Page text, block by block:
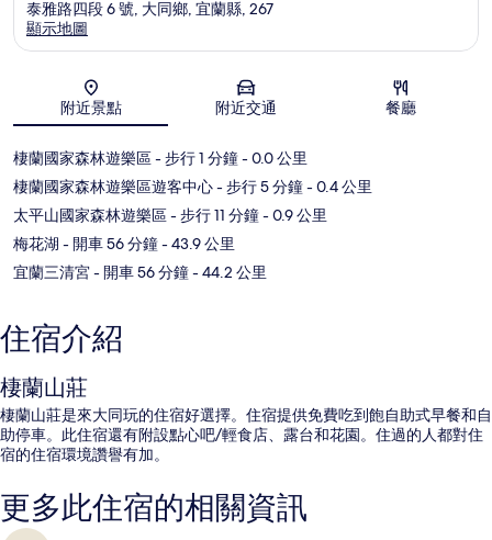
地圖
泰雅路四段 6 號, 大同鄉, 宜蘭縣, 267
顯示地圖
附近景點 附近交通 餐廳
棲蘭國家森林遊樂區- 步行 1 分鐘- 0.0 公里
棲蘭國家森林遊樂區遊客中心- 步行 5 分鐘- 0.4 公里
太平山國家森林遊樂區- 步行 11 分鐘- 0.9 公里
梅花湖 - 開車 56 分鐘- 43.9 公里
宜蘭三清宮- 開車 56 分鐘- 44.2 公里
住宿介紹
棲蘭山莊
棲蘭山莊是來大同玩的住宿好選擇。住宿提供免費吃到飽自助式早餐和自
助停車。此住宿還有附設點心吧/輕食店、露台和花園。住過的人都對住
宿的住宿環境讚譽有加。
更多此住宿的相關資訊